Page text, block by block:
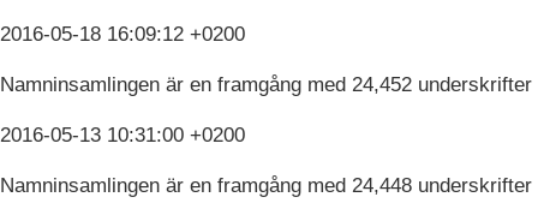
2016-05-18 16:09:12 +0200
Namninsamlingen är en framgång med 24,452 underskrifter
2016-05-13 10:31:00 +0200
Namninsamlingen är en framgång med 24,448 underskrifter